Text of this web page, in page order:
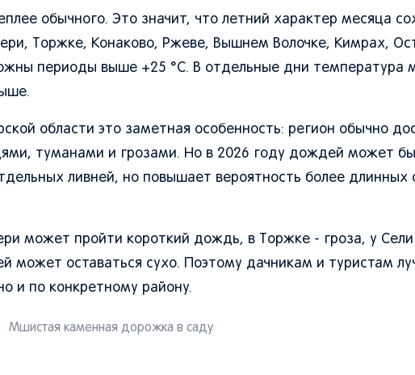
обычного. Это значит, что летний характер месяца
Торжке, Конаково, Ржеве, Вышнем Волочке, Кимрах,
периоды выше +25 °C. В отдельные дни температура
области это заметная особенность: регион обычно
туманами и грозами. Но в 2026 году дождей может
ливней, но повышает вероятность более длинных
может пройти короткий дождь, в Торжке - гроза, у
может оставаться сухо. Поэтому дачникам и туристам
и по конкретному району.
Мшистая каменная дорожка в саду